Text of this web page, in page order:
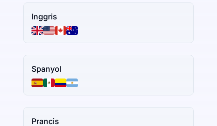
Inggris
Spanyol
Prancis